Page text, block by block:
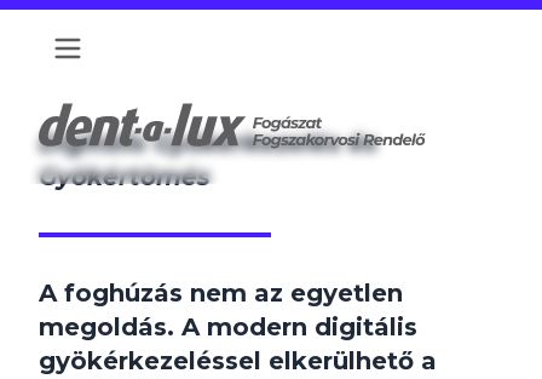
Digitális Gyökérkezelés és
Gyökértömés
A foghúzás nem az egyetlen
megoldás. A modern digitális
gyökérkezeléssel elkerülhető a